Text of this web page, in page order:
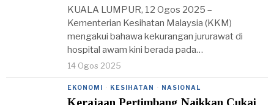
KUALA LUMPUR, 12 Ogos 2025 –
Kementerian Kesihatan Malaysia (KKM)
mengakui bahawa kekurangan jururawat di
hospital awam kini berada pada…
14 Ogos 2025
EKONOMI · KESIHATAN · NASIONAL
Kerajaan Pertimbang Naikkan Cukai